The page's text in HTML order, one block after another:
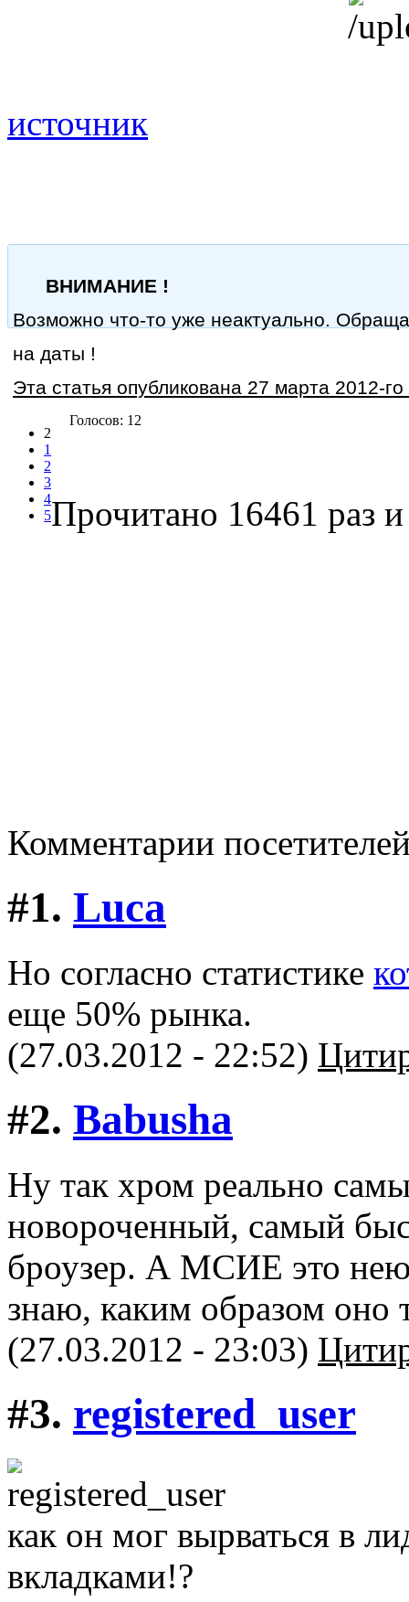
источник
ВНИМАНИЕ !
Возможно что-то уже неактуально.
на даты !
Эта статья опубликована 27 марта 2012-го
2
1
2
3
4
5
Голосов: 12
Прочитано 16461 раз
Комментарии
#1. Luca
Но согласно статистике
еще 50% рынка.
(27.03.2012 - 22:52)
#2. Babusha
Ну так хром реально
новороченный, самый
броузер. А МСИЕ это
знаю, каким образом оно
(27.03.2012 - 23:03)
#3. registered_user
как он мог вырваться в
вкладками!?